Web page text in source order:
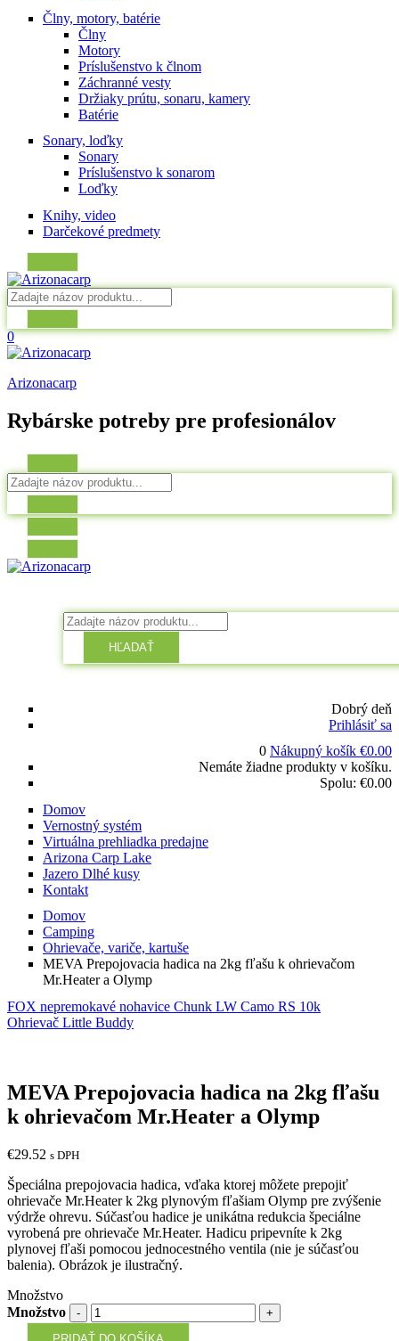
Člny, motory, batérie
Člny
Motory
Príslušenstvo k člnom
Záchranné vesty
Držiaky prútu, sonaru, kamery
Batérie
Sonary, loďky
Sonary
Príslušenstvo k sonarom
Loďky
Knihy, video
Darčekové predmety
0
Arizonacarp
Rybárske potreby pre profesionálov
HĽADAŤ
Dobrý deň
Prihlásiť sa
0 Nákupný košík €0.00
Nemáte žiadne produkty v košíku.
Spolu: €0.00
Domov
Vernostný systém
Virtuálna prehliadka predajne
Arizona Carp Lake
Jazero Dlhé kusy
Kontakt
Domov
Camping
Ohrievače, variče, kartuše
MEVA Prepojovacia hadica na 2kg fľašu k ohrievačom
Mr.Heater a Olymp
FOX nepremokavé nohavice Chunk LW Camo RS 10k
Ohrievač Little Buddy
MEVA Prepojovacia hadica na 2kg fľašu
k ohrievačom Mr.Heater a Olymp
€29.52 s DPH
Špeciálna prepojovacia hadica, vďaka ktorej môžete prepojiť
ohrievače Mr.Heater k 2kg plynovým fľašiam Olymp pre zvýšenie
výdrže ohrevu. Súčasťou hadice je unikátna redukcia špeciálne
vyrobená pre ohrievače Mr.Heater. Hadicu pripevníte k 2kg
plynovej fľaši pomocou jednocestného ventila (nie je súčasťou
balenia). Obrázok je ilustračný.
Množstvo
Množstvo